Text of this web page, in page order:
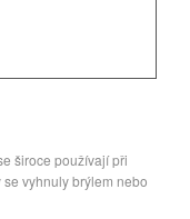
široce používají při
vyhnuly brýlem nebo